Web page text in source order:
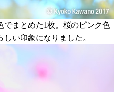
でまとめた1枚。桜のピンク色
い印象になりました。